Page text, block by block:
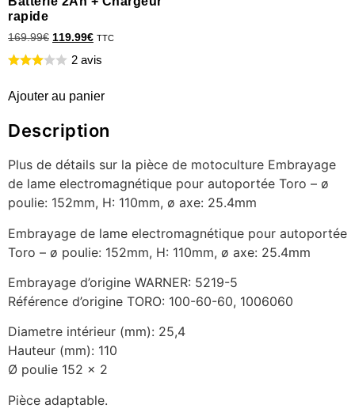
rapide
169.99€ 119.99€ TTC
2 avis
Ajouter au panier
Description
Plus de détails sur la pièce de motoculture Embrayage
de lame electromagnétique pour autoportée Toro – ø
poulie: 152mm, H: 110mm, ø axe: 25.4mm
Embrayage de lame electromagnétique pour autoportée
Toro – ø poulie: 152mm, H: 110mm, ø axe: 25.4mm
Embrayage d’origine WARNER: 5219-5
Référence d’origine TORO: 100-60-60, 1006060
Diametre intérieur (mm): 25,4
Hauteur (mm): 110
Ø poulie 152 x 2
Pièce adaptable.